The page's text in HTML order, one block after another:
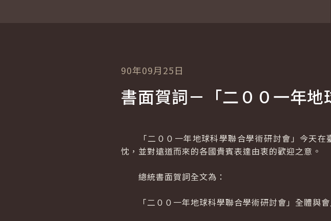
90年09月25日
書面賀詞－「二００一年地
「二００一年地球科學聯合學術研討會」今天在
忱，並對遠道而來的各國貴賓表達由衷的歡迎之意。
總統書面賀詞全文為：
「二００一年地球科學聯合學術研討會」全體與會